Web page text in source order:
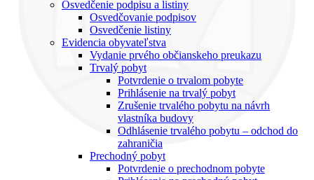
Osvedčenie podpisu a listiny
Osvedčovanie podpisov
Osvedčenie listiny
Evidencia obyvateľstva
Vydanie prvého občianskeho preukazu
Trvalý pobyt
Potvrdenie o trvalom pobyte
Prihlásenie na trvalý pobyt
Zrušenie trvalého pobytu na návrh
vlastníka budovy
Odhlásenie trvalého pobytu – odchod do
zahraničia
Prechodný pobyt
Potvrdenie o prechodnom pobyte